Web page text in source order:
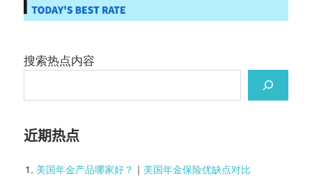
搜索热点内容
近期热点
美国年金产品哪家好？ ｜ 美国年金保险优缺点对比